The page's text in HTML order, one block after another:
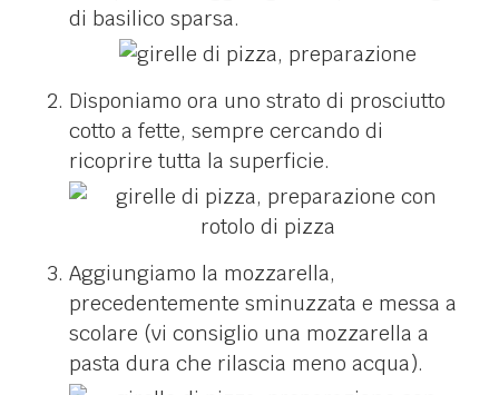
di basilico sparsa.
Disponiamo ora uno strato di prosciutto
cotto a fette, sempre cercando di
ricoprire tutta la superficie.
Aggiungiamo la mozzarella,
precedentemente sminuzzata e messa a
scolare (vi consiglio una mozzarella a
pasta dura che rilascia meno acqua).